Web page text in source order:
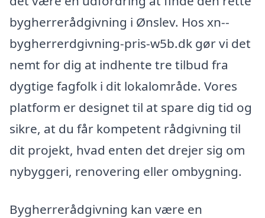
bygherrerådgivning i Ønslev. Hos xn--
bygherrerdgivning-pris-w5b.dk gør vi det
nemt for dig at indhente tre tilbud fra
dygtige fagfolk i dit lokalområde. Vores
platform er designet til at spare dig tid og
sikre, at du får kompetent rådgivning til
dit projekt, hvad enten det drejer sig om
nybyggeri, renovering eller ombygning.
Bygherrerådgivning kan være en